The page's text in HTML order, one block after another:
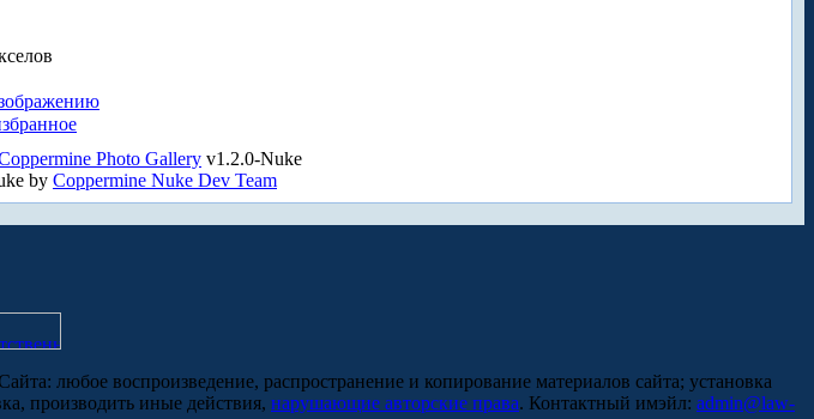
Photo Gallery v1.2.0-Nuke
by Coppermine Nuke Dev Team
любое воспроизведение, распространение и копирование материалов сайта; установка
производить иные действия, нарушающие авторские права. Контактный имэйл: admin@law-